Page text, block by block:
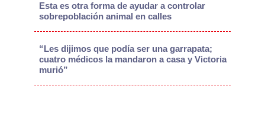
Esta es otra forma de ayudar a controlar
sobrepoblación animal en calles
“Les dijimos que podía ser una garrapata;
cuatro médicos la mandaron a casa y Victoria
murió”